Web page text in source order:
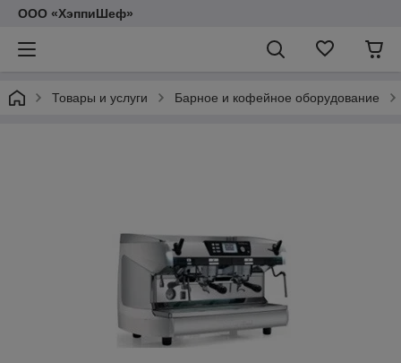
ООО «ХэппиШеф»
Товары и услуги Барное и кофейное оборудование